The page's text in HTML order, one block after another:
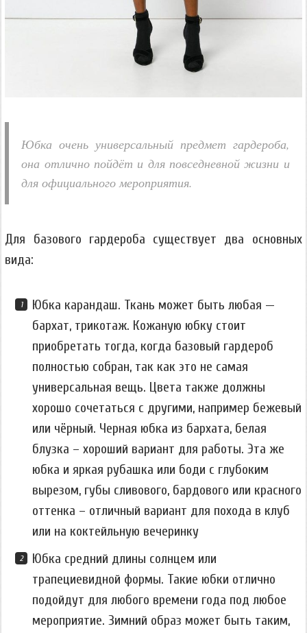
Юбка очень универсальный предмет гардероба,
она отлично пойдёт и для повседневной жизни и
для официального мероприятия.
Для базового гардероба существует два основных
вида:
Юбка карандаш. Ткань может быть любая —
бархат, трикотаж. Кожаную юбку стоит
приобретать тогда, когда базовый гардероб
полностью собран, так как это не самая
универсальная вещь. Цвета также должны
хорошо сочетаться с другими, например бежевый
или чёрный. Черная юбка из бархата, белая
блузка – хороший вариант для работы. Эта же
юбка и яркая рубашка или боди с глубоким
вырезом, губы сливового, бардового или красного
оттенка – отличный вариант для похода в клуб
или на коктейльную вечеринку
Юбка средний длины солнцем или
трапециевидной формы. Такие юбки отлично
подойдут для любого времени года под любое
мероприятие. Зимний образ может быть таким,